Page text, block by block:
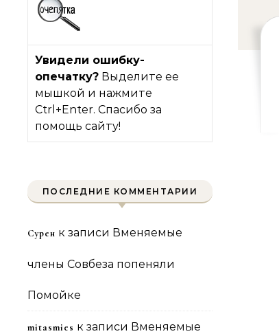
Увидели ошибку-
опечатку? Выделите ее
мышкой и нажмите
Ctrl+Enter. Спасибо за
помощь сайту!
ПОСЛЕДНИЕ КОММЕНТАРИИ
Сурен к записи Вменяемые
члены Совбеза попеняли
Помойке
mitasmies к записи Вменяемые